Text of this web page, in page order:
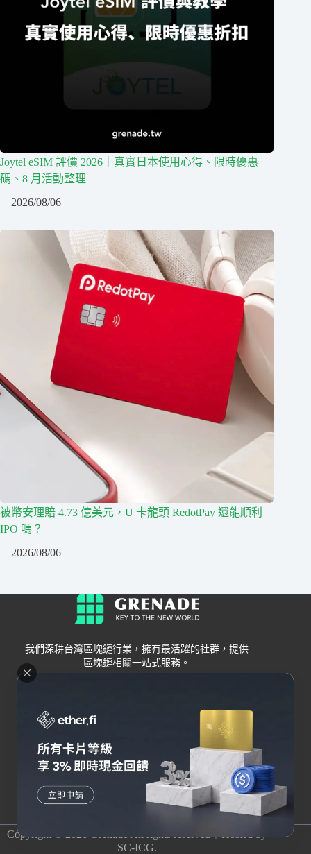
Joytel eSIM 評價 2026｜真實日本使用心得、限時優惠
碼、8 月活動整理
2026/08/06
被幣安理賠 4.73 億美元，U 卡龍頭 RedotPay 還能順利
IPO 嗎？
2026/08/06
我們深耕台灣區塊鏈行業，擁有最活躍的社群，提供
區塊鏈相關一站式服務。
Grenade
關於我們
聯絡我們
錢包
交易所
Bybit
OKX
HOYA BIT
其他
Copyright © 2026 Grenade All rights reserved｜Hosted by
SC-ICG.